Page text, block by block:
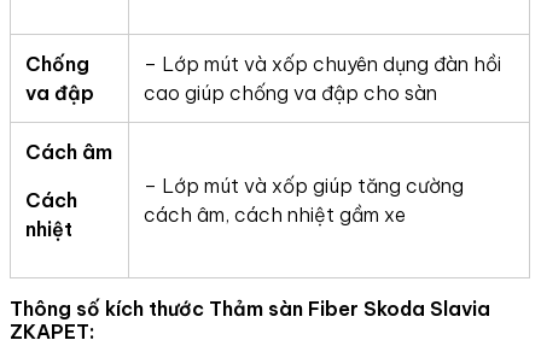
Chống
va đập
– Lớp mút và xốp chuyên dụng đàn hồi
cao giúp chống va đập cho sàn
Cách âm
Cách
nhiệt
– Lớp mút và xốp giúp tăng cường
cách âm, cách nhiệt gầm xe
Thông số kích thước Thảm sàn Fiber Skoda Slavia
ZKAPET: